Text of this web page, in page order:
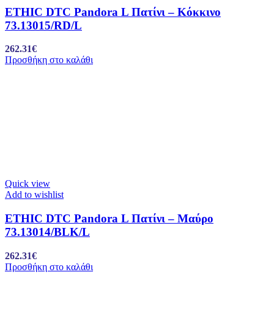
ETHIC DTC Pandora L Πατίνι – Κόκκινο
73.13015/RD/L
262.31€
Προσθήκη στο καλάθι
Quick view
Add to wishlist
ETHIC DTC Pandora L Πατίνι – Μαύρο
73.13014/BLK/L
262.31€
Προσθήκη στο καλάθι